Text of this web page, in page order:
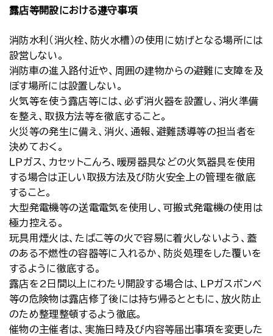
露店等開設における遵守事項
消防水利（消火栓、防火水槽）の使用に妨げとなる場所には
設営しない。
消防車の進入路付近や、周囲の建物からの避難に支障を及
ぼす場所には設置しない。
火気等を使う露店等には、必ず消火器を設置し、消火準備
を整え、取扱方法等を徹底すること。
火災等の発生に備え、消火、通報、避難誘導等の担当者を
決めておく。
ＬＰガス、カセットこんろ、暖房器具などの火気器具を使用
する場合は正しい取扱方法及び防火安全上の管理を徹底
すること。
大型発電機等の送電電気を使用し、可搬式発電機の使用は
極力控える。
玩具用煙火は、たばこ等の火で容易に着火しないよう、蓋
のある不燃性の容器等に入れるか、防炎処理をした覆いを
するように徹底する。
露店を2日間以上にわたり開設する場合は、LPガスボンベ
等の危険物は露店修了後には持ち帰るとともに、放火防止
のため整理整頓するよう徹底。
催物の主催者は、実施日時及び内容等届出事項を変更した